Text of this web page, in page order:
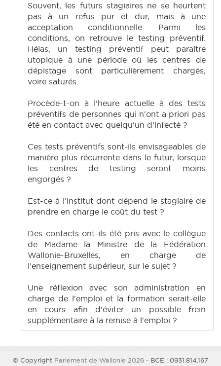
Souvent, les futurs stagiaires ne se heurtent
pas à un refus pur et dur, mais à une
acceptation conditionnelle. Parmi les
conditions, on retrouve le testing préventif.
Hélas, un testing préventif peut paraître
utopique à une période où les centres de
dépistage sont particulièrement chargés,
voire saturés.
Procède-t-on à l'heure actuelle à des tests
préventifs de personnes qui n'ont a priori pas
été en contact avec quelqu'un d'infecté ?
Ces tests préventifs sont-ils envisageables de
manière plus récurrente dans le futur, lorsque
les centres de testing seront moins
engorgés ?
Est-ce à l'institut dont dépend le stagiaire de
prendre en charge le coût du test ?
Des contacts ont-ils été pris avec le collègue
de Madame la Ministre de la Fédération
Wallonie-Bruxelles, en charge de
l'enseignement supérieur, sur le sujet ?
Une réflexion avec son administration en
charge de l'emploi et la formation serait-elle
en cours afin d'éviter un possible frein
supplémentaire à la remise à l'emploi ?
© Copyright Parlement de Wallonie 2026 - BCE : 0931.814.167